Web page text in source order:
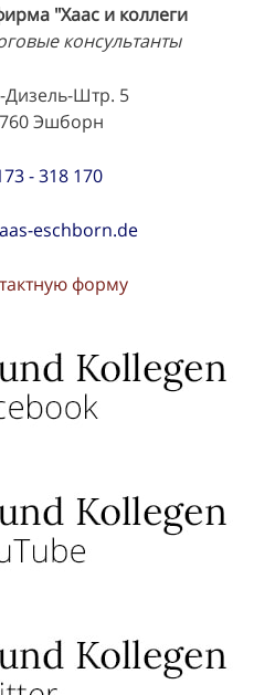
"Хаас и коллеги
консультанты
Дизель-Штр. 5
Эшборн
- 318 170
eschborn.de
форму